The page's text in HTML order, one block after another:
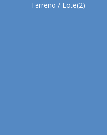
Terreno / Lote(2)